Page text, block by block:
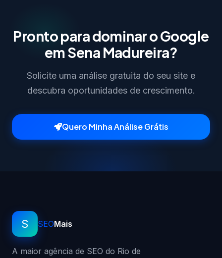
Pronto para dominar o Google
em Sena Madureira?
Solicite uma análise gratuita do seu site e
descubra oportunidades de crescimento.
Quero Minha Análise Grátis
S SEOMais
A maior agência de SEO do Rio de